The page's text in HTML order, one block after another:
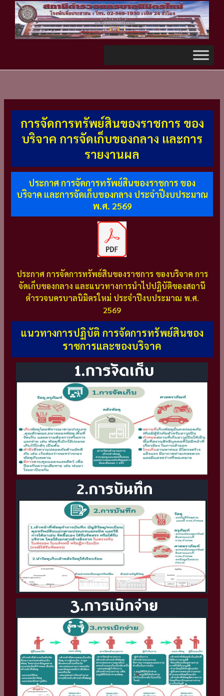
content
การจัดการทรัพย์สินของราชการ ของ
บริจาค การจัดเก็บของกลาง และการ
รายงานผล
ประกาศ การจัดการทรัพย์สินของราชการ ของ
บริจาค และการจัดเก็บของกลาง ประจำปีงบประมาณ
พ.ศ. 2569
ประกาศ การจัดการทรัพย์สินของราชการ ของบริจาค การ
จัดเก็บของกลาง และแนวทางการนำไปปฏิบัติของสถานี
ตำรวจนครบาลนิมิตรใหม่ ประจำปีงบประมาณ พ.ศ.
2569
แนวทางการปฏิบัติ การจัดการทรัพย์สินของ
ราชการและของบริจาค
TikTok